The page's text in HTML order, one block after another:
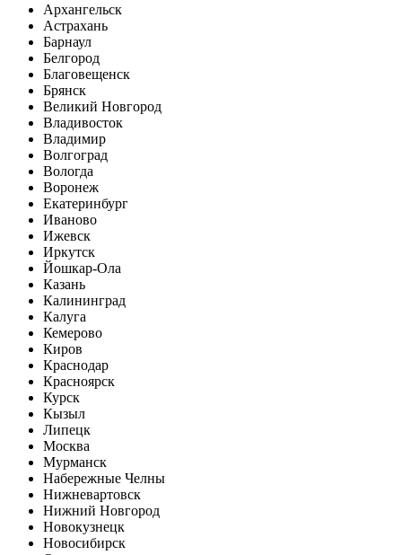
Архангельск
Астрахань
Барнаул
Белгород
Благовещенск
Брянск
Великий Новгород
Владивосток
Владимир
Волгоград
Вологда
Воронеж
Екатеринбург
Иваново
Ижевск
Иркутск
Йошкар-Ола
Казань
Калининград
Калуга
Кемерово
Киров
Краснодар
Красноярск
Курск
Кызыл
Липецк
Москва
Мурманск
Набережные Челны
Нижневартовск
Нижний Новгород
Новокузнецк
Новосибирск